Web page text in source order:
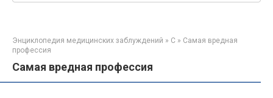
Энциклопедия медицинских заблуждений » С » Самая вредная
профессия
Самая вредная профессия